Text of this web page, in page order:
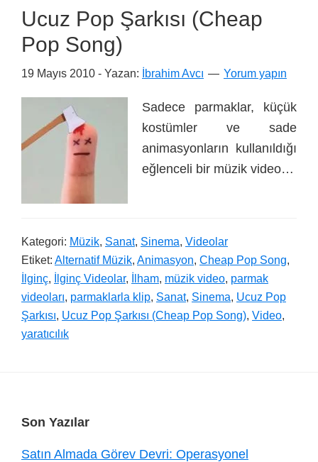
Ucuz Pop Şarkısı (Cheap
Pop Song)
19 Mayıs 2010 - Yazan: İbrahim Avcı Yorum yapın
Sadece parmaklar, küçük
kostümler ve sade
animasyonların kullanıldığı
eğlenceli bir müzik video…
Kategori: Müzik, Sanat, Sinema, Videolar
Etiket: Alternatif Müzik, Animasyon, Cheap Pop Song,
İlginç, İlginç Videolar, İlham, müzik video, parmak
videoları, parmaklarla klip, Sanat, Sinema, Ucuz Pop
Şarkısı, Ucuz Pop Şarkısı (Cheap Pop Song), Video,
yaratıcılık
Footer
Son Yazılar
Satın Almada Görev Devri: Operasyonel